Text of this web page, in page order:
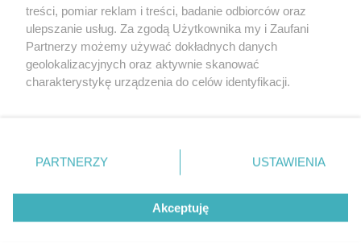
© 2026 Grupa ZPR Media
treści, pomiar reklam i treści, badanie odbiorców oraz
ulepszanie usług. Za zgodą Użytkownika my i Zaufani
Partnerzy możemy używać dokładnych danych
geolokalizacyjnych oraz aktywnie skanować
charakterystykę urządzenia do celów identyfikacji.
zmienić/wycofać klikając przycisk ustawień prywatności
znajdujący się w lewym dolnym rogu strony
rodzaje przetwarzania danych nie wymagają zgody
użytkownika, ale masz prawo sprzeciwić się takiemu
przetwarzaniu. Preferencje będą miały zastosowanie tylko
PARTNERZY USTAWIENIA
Akceptuję